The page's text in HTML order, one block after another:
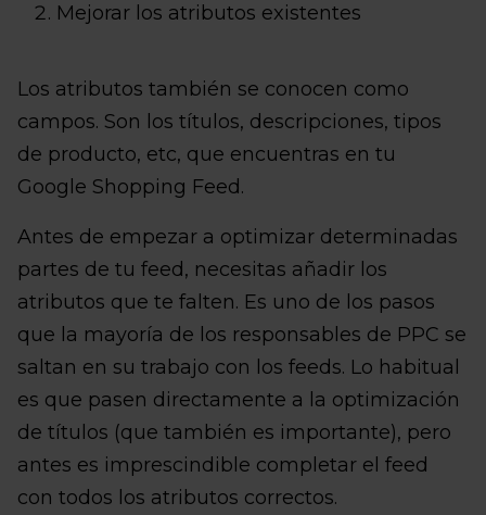
Mejorar los atributos existentes
Los atributos también se conocen como
campos. Son los títulos, descripciones, tipos
de producto, etc, que encuentras en tu
Google Shopping Feed.
Antes de empezar a optimizar determinadas
partes de tu feed, necesitas añadir los
atributos que te falten. Es uno de los pasos
que la mayoría de los responsables de PPC se
saltan en su trabajo con los feeds. Lo habitual
es que pasen directamente a la optimización
de títulos (que también es importante), pero
antes es imprescindible completar el feed
con todos los atributos correctos.